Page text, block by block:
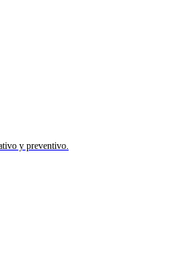
y preventivo.